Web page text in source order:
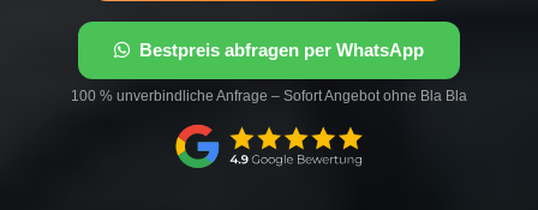
Bestpreis abfragen per WhatsApp
100 % unverbindliche Anfrage – Sofort Angebot ohne Bla Bla